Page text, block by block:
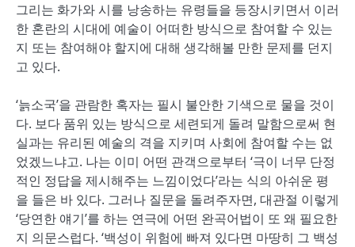
그리는 화가와 시를 낭송하는 유령들을 등장시키면서 이러
한 혼란의 시대에 예술이 어떠한 방식으로 참여할 수 있는
지 또는 참여해야 할지에 대해 생각해볼 만한 문제를 던지
고 있다.
‘늙소국’을 관람한 혹자는 필시 불안한 기색으로 물을 것이
다. 보다 품위 있는 방식으로 세련되게 돌려 말함으로써 현
실과는 유리된 예술의 격을 지키며 사회에 참여할 수는 없
었겠느냐고. 나는 이미 어떤 관객으로부터 ‘극이 너무 단정
적인 정답을 제시해주는 느낌이었다’라는 식의 아쉬운 평
을 들은 바 있다. 그러나 질문을 돌려주자면, 대관절 이렇게
‘당연한 얘기’를 하는 연극에 어떤 완곡어법이 또 왜 필요한
지 의문스럽다. ‘백성이 위험에 빠져 있다면 마땅히 그 백성